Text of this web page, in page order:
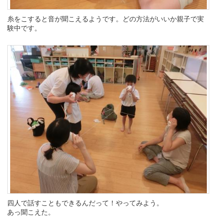
糸をこすると音が聞こえるようです。どの方法がいいか親子で実
験中です。
四人で話すこともできるんだって！やってみよう。
あっ聞こえた。